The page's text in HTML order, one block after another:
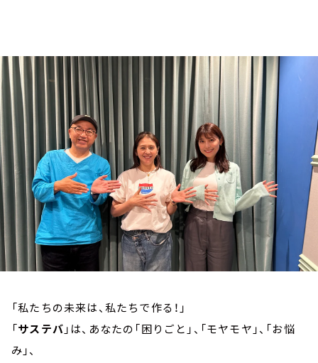
お知らせ
イベント・グッズ
YouTube
会社情報
「私たちの未来は、私たちで作る！」
「サステバ 」は、あなたの「困りごと」、「モヤモヤ」、「お悩
み」、